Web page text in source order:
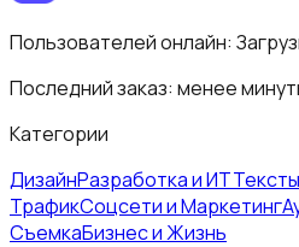
Пользователей онлайн:
Последний заказ: менее
Категории
ДизайнРазработка и ИТ
ТрафикСоцсети и Маркетинг
СъемкаБизнес и Жизнь